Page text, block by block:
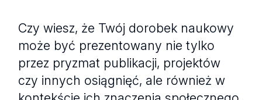
Czy wiesz, że Twój dorobek naukowy
może być prezentowany nie tylko
przez pryzmat publikacji, projektów
czy innych osiągnięć, ale również w